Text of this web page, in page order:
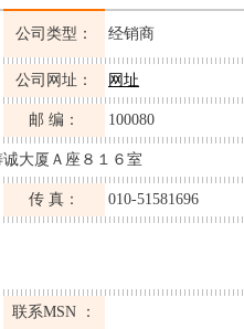
公司类型： 经销商
公司网址： 网址
邮 编： 100080
大厦Ａ座８１６室
传 真： 010-51581696
联系MSN ：